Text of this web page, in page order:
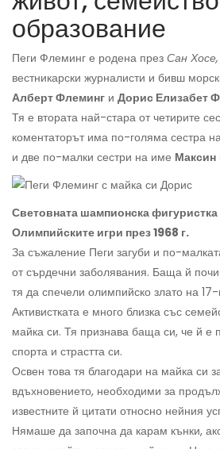
образование
Пеги Флеминг е родена през Сан
вестникарски журналисти и бивш
Алберт Флеминг и Дорис Елизабет
Тя е втората най-стара от четирите
коментаторът има по-голяма сестра
и две по-малки сестри на име Максин
Световната шампионска
Олимпийските игри през 1968 г.
За съжаление Пеги загуби и по-
от сърдечни заболявания. Баща й
тя да спечели олимпийско злато на
Активистката е много близка със
майка си. Тя признава баща си, че й е
спорта и страстта си.
Освен това тя благодари на майка си
вдъхновението, необходими за
известните й цитати относно нейния
Нямаше да започна да карам кънки,